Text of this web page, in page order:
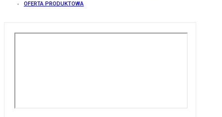
OFERTA PRODUKTOWA